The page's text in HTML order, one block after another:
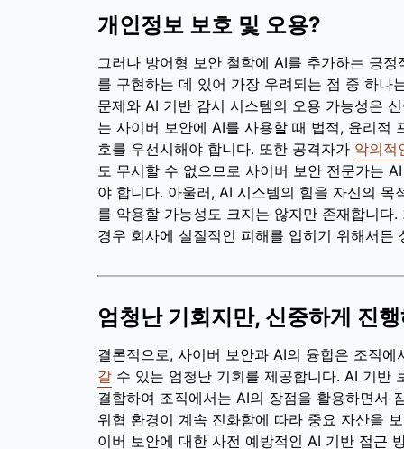
개인정보 보호 및 오용?
그러나 방어형 보안 철학에 AI를 추가하는 긍
를 구현하는 데 있어 가장 우려되는 점 중 하나
문제와 AI 기반 감시 시스템의 오용 가능성은
는 사이버 보안에 AI를 사용할 때 법적, 윤리적
호를 우선시해야 합니다. 또한 공격자가 악의적
도 무시할 수 없으므로 사이버 보안 전문가는
야 합니다. 아울러, AI 시스템의 힘을 자신의
를 악용할 가능성도 크지는 않지만 존재합니
경우 회사에 실질적인 피해를 입히기 위해서든
엄청난 기회지만, 신중하게 진
결론적으로, 사이버 보안과 AI의 융합은 조직
갈 수 있는 엄청난 기회를 제공합니다. AI 기반
결합하여 조직에서는 AI의 장점을 활용하면서
위협 환경이 계속 진화함에 따라 중요 자산을
이버 보안에 대한 사전 예방적인 AI 기반 접근